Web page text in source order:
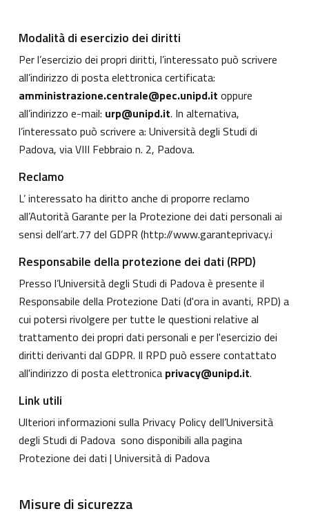
Modalità di esercizio dei diritti
Per l’esercizio dei propri diritti, l’interessato può scrivere
all’indirizzo di posta elettronica certificata:
amministrazione.centrale@pec.unipd.it oppure
all’indirizzo e-mail: urp@unipd.it. In alternativa,
l’interessato può scrivere a: Università degli Studi di
Padova, via VIII Febbraio n. 2, Padova.
Reclamo
L’ interessato ha diritto anche di proporre reclamo
all’Autorità Garante per la Protezione dei dati personali ai
sensi dell’art.77 del GDPR (http://www.garanteprivacy.i
Responsabile della protezione dei dati (RPD)
Presso l’Università degli Studi di Padova è presente il
Responsabile della Protezione Dati (d'ora in avanti, RPD) a
cui potersi rivolgere per tutte le questioni relative al
trattamento dei propri dati personali e per l'esercizio dei
diritti derivanti dal GDPR. Il RPD può essere contattato
all'indirizzo di posta elettronica privacy@unipd.it.
Link utili
Ulteriori informazioni sulla Privacy Policy dell’Università
degli Studi di Padova sono disponibili alla pagina
Protezione dei dati | Università di Padova
Misure di sicurezza